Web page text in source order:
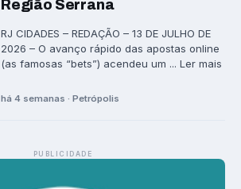
Região Serrana
RJ CIDADES – REDAÇÃO – 13 DE JULHO DE
2026 – O avanço rápido das apostas online
(as famosas “bets”) acendeu um ... Ler mais
há 4 semanas · Petrópolis
PUBLICIDADE